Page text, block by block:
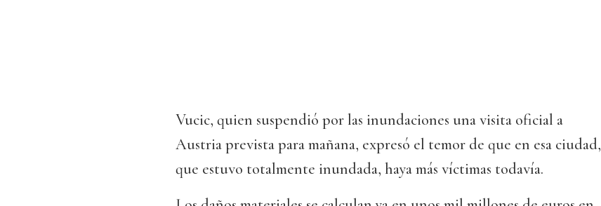
Vucic, quien suspendió por las inundaciones una visita oficial a
Austria prevista para mañana, expresó el temor de que en esa ciudad,
que estuvo totalmente inundada, haya más víctimas todavía.